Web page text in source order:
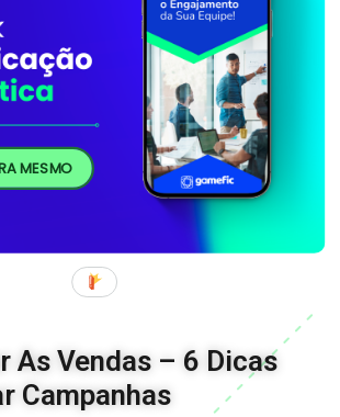
MESMO
As Vendas – 6 Dicas
Campanhas